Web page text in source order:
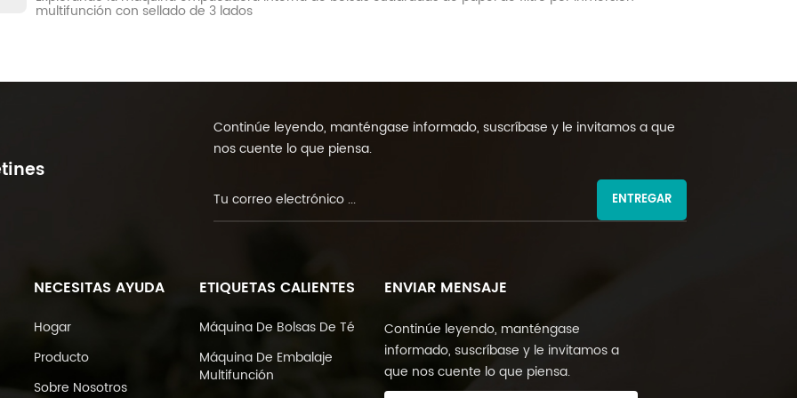
multifunción con sellado de 3 lados
Continúe leyendo, manténgase informado, suscríbase y le invitamos a que
nos cuente lo que piensa.
ENTREGAR
NECESITAS AYUDA
Hogar
Producto
Sobre Nosotros
ETIQUETAS CALIENTES
Máquina De Bolsas De Té
Máquina De Embalaje
Multifunción
ENVIAR MENSAJE
Continúe leyendo, manténgase
informado, suscríbase y le invitamos a
que nos cuente lo que piensa.